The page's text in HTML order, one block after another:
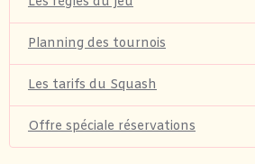
Planning des tournois
Les tarifs du Squash
Offre spéciale réservations